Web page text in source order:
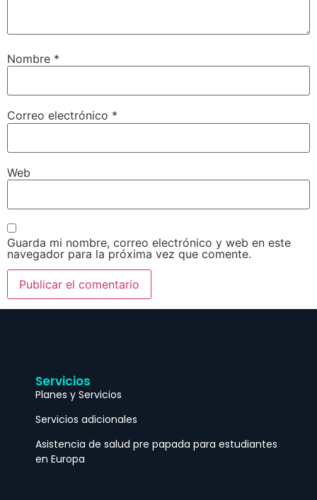
Nombre *
Correo electrónico *
Web
Guarda mi nombre, correo electrónico y web en este
navegador para la próxima vez que comente.
Servicios
Planes y Servicios
Servicios adicionales
Asistencia de salud pre papada para estudiantes
en Europa